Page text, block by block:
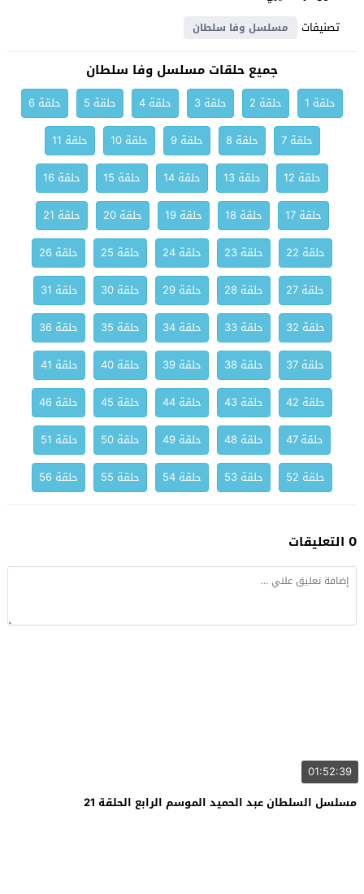
تصنيفات
مسلسل وفا سلطان
جميع حلقات مسلسل وفا سلطان
حلقة 1 حلقة 2 حلقة 3 حلقة 4 حلقة 5
حلقة 6
حلقة 7
حلقة 8 حلقة 9 حلقة 10
حلقة 11
حلقة 12
حلقة 13 حلقة 14 حلقة 15
حلقة 16
حلقة 17
حلقة 18 حلقة 19 حلقة 20
حلقة 21
حلقة 22
حلقة 23 حلقة 24 حلقة 25
حلقة 26
حلقة 27
حلقة 28 حلقة 29 حلقة 30
حلقة 31
حلقة 32
حلقة 33 حلقة 34 حلقة 35
حلقة 36
حلقة 37
حلقة 38 حلقة 39 حلقة 40
حلقة 41
حلقة 42
حلقة 43 حلقة 44 حلقة 45
حلقة 46
حلقة 47
حلقة 48 حلقة 49 حلقة 50
حلقة 51
حلقة 52
حلقة 53 حلقة 54 حلقة 55 حلقة 56
0 التعليقات
01:52:39
مسلسل السلطان عبد الحميد الموسم الرابع الحلقة 21